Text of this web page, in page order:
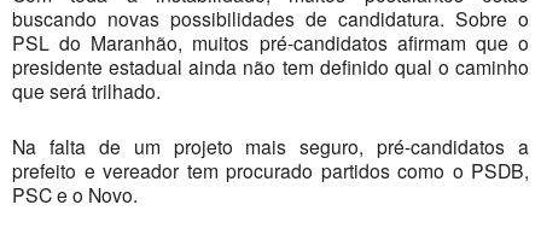
buscando novas possibilidades de candidatura. Sobre o
PSL do Maranhão, muitos pré-candidatos afirmam que o
presidente estadual ainda não tem definido qual o caminho
que será trilhado.
Na falta de um projeto mais seguro, pré-candidatos a
prefeito e vereador tem procurado partidos como o PSDB,
PSC e o Novo.